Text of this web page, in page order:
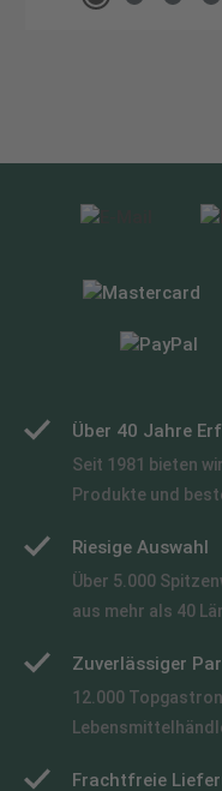
Über 40 Jahre
Seit 1981 bieten
Produkte und
Riesige Auswahl
Über 5.000
aus mehr als 40
Zuverlässiger
12.000
Frachtfreie